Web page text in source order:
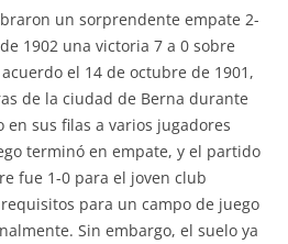
un sorprendente empate 2-
1902 una victoria 7 a 0 sobre
el 14 de octubre de 1901,
de la ciudad de Berna durante
en sus filas a varios jugadores
terminó en empate, y el partido
fue 1-0 para el joven club
para un campo de juego
Sin embargo, el suelo ya